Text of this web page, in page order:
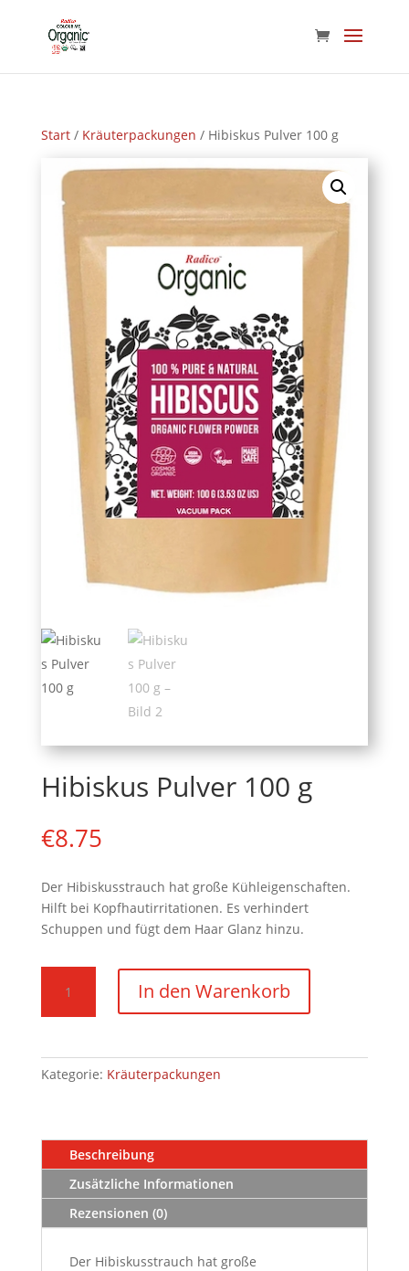
Start/ Kräuterpackungen / Hibiskus Pulver 100 g
Hibiskus Pulver 100 g
€8.75
Der Hibiskusstrauch hat große Kühleigenschaften.
Hilft bei Kopfhautirritationen. Es verhindert
Schuppen und fügt dem Haar Glanz hinzu.
Pulver
100
Menge
In den Warenkorb
Kategorie: Kräuterpackungen
Beschreibung
Zusätzliche Informationen
Rezensionen (0)
Der Hibiskusstrauch hat große